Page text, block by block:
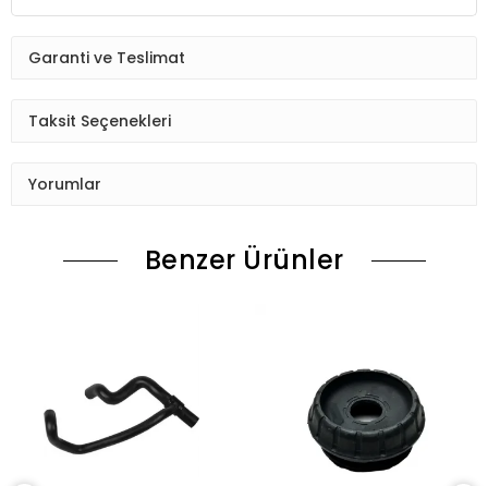
Garanti ve Teslimat
Taksit Seçenekleri
Yorumlar
Benzer Ürünler